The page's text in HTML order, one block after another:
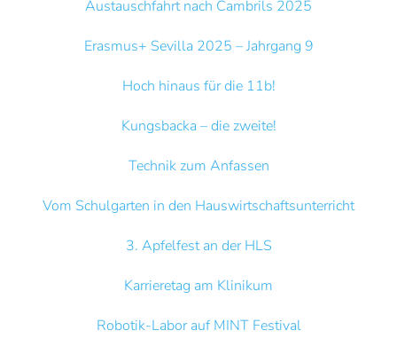
Austauschfahrt nach Cambrils 2025
Erasmus+ Sevilla 2025 – Jahrgang 9
Hoch hinaus für die 11b!
Kungsbacka – die zweite!
Technik zum Anfassen
Vom Schulgarten in den Hauswirtschaftsunterricht
3. Apfelfest an der HLS
Karrieretag am Klinikum
Robotik-Labor auf MINT Festival